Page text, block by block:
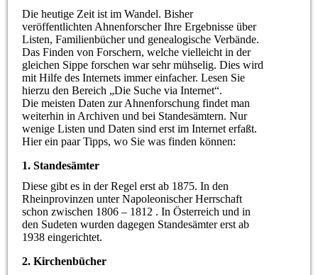
Die heutige Zeit ist im Wandel. Bisher
veröffentlichten Ahnenforscher Ihre Ergebnisse über
Listen, Familienbücher und genealogische Verbände.
Das Finden von Forschern, welche vielleicht in der
gleichen Sippe forschen war sehr mühselig. Dies wird
mit Hilfe des Internets immer einfacher. Lesen Sie
hierzu den Bereich „Die Suche via Internet“.
Die meisten Daten zur Ahnenforschung findet man
weiterhin in Archiven und bei Standesämtern. Nur
wenige Listen und Daten sind erst im Internet erfaßt.
Hier ein paar Tipps, wo Sie was finden können:
1. Standesämter
Diese gibt es in der Regel erst ab 1875. In den
Rheinprovinzen unter Napoleonischer Herrschaft
schon zwischen 1806 – 1812 . In Österreich und in
den Sudeten wurden dagegen Standesämter erst ab
1938 eingerichtet.
2. Kirchenbücher